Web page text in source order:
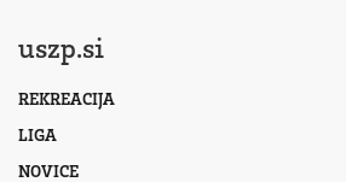
uszp.si
REKREACIJA
LIGA
NOVICE